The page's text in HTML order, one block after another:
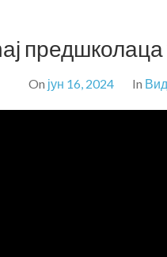
On јун 16, 2024 In